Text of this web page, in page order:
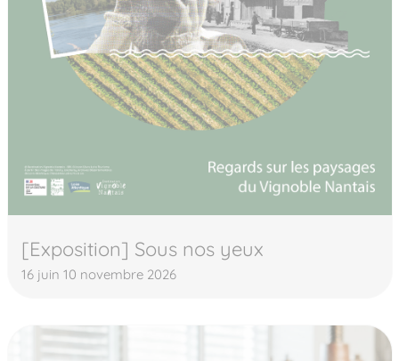
[Exposition] Sous nos yeux
16 juin 10 novembre 2026